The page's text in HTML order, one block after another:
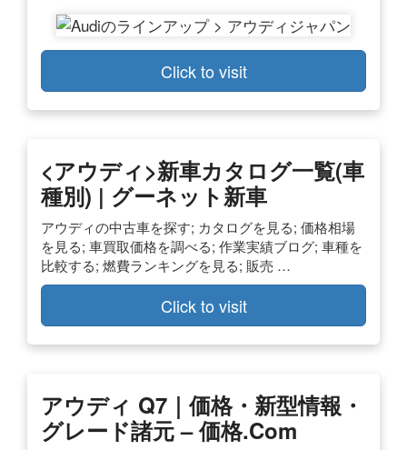
Click to visit
<アウディ>新車カタログ一覧(車
種別) | グーネット新車
アウディの中古車を探す; カタログを見る; 価格相場
を見る; 車買取価格を調べる; 作業実績ブログ; 車種を
比較する; 燃費ランキングを見る; 販売 …
Click to visit
アウディ Q7｜価格・新型情報・
グレード諸元 – 価格.com